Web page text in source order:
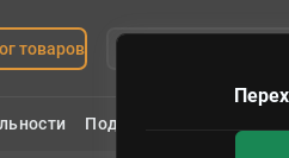
товаров
Подарочные